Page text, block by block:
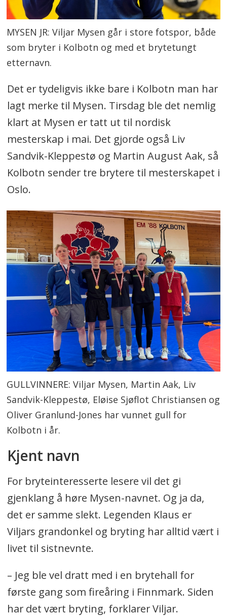
MYSEN JR: Viljar Mysen går i store fotspor, både
som bryter i Kolbotn og med et brytetungt
etternavn.
Det er tydeligvis ikke bare i Kolbotn man har
lagt merke til Mysen. Tirsdag ble det nemlig
klart at Mysen er tatt ut til nordisk
mesterskap i mai. Det gjorde også Liv
Sandvik-Kleppestø og Martin August Aak, så
Kolbotn sender tre brytere til mesterskapet i
Oslo.
GULLVINNERE: Viljar Mysen, Martin Aak, Liv
Sandvik-Kleppestø, Eløise Sjøflot Christiansen og
Oliver Granlund-Jones har vunnet gull for
Kolbotn i år.
Kjent navn
For bryteinteresserte lesere vil det gi
gjenklang å høre Mysen-navnet. Og ja da,
det er samme slekt. Legenden Klaus er
Viljars grandonkel og bryting har alltid vært i
livet til sistnevnte.
– Jeg ble vel dratt med i en brytehall for
første gang som fireåring i Finnmark. Siden
har det vært bryting, forklarer Viljar.